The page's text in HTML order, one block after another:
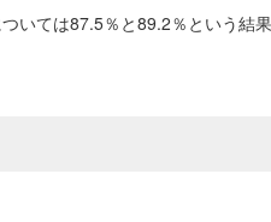
いては87.5％と89.2％という結